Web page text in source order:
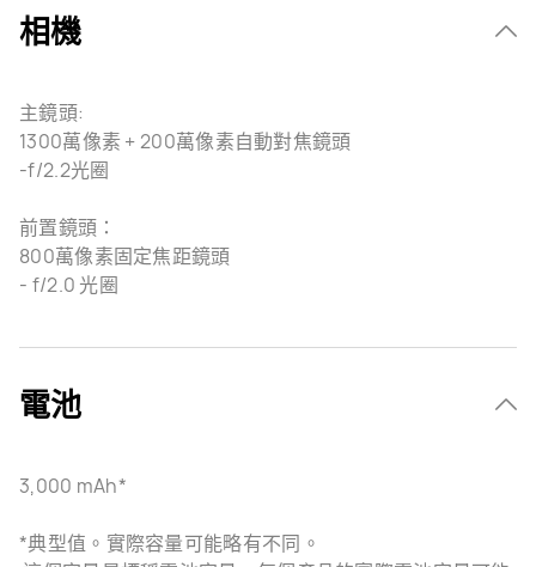
相機
主鏡頭:
1300萬像素 + 200萬像素自動對焦鏡頭
-f/2.2光圈
前置鏡頭：
800萬像素固定焦距鏡頭
- f/2.0 光圈
電池
3,000 mAh*
*典型值。實際容量可能略有不同。